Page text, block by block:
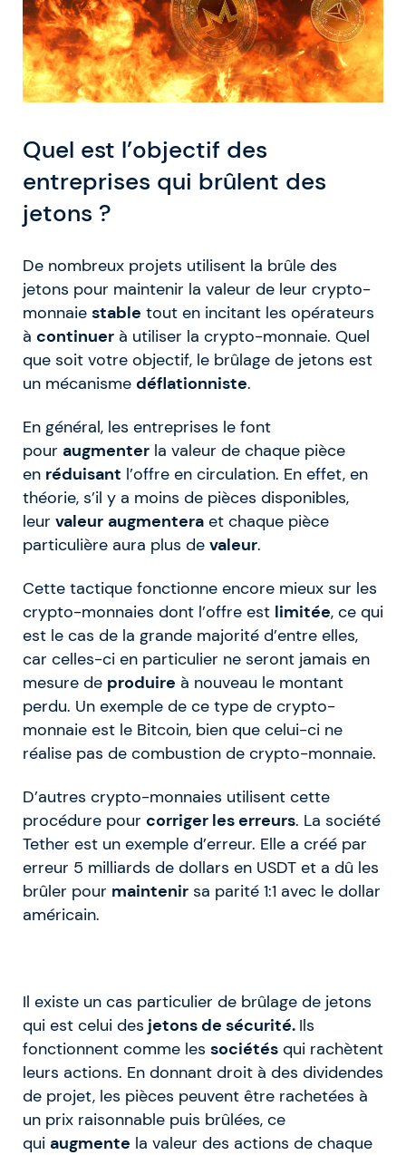
Quel est l’objectif des
entreprises qui brûlent des
jetons ?
De nombreux projets utilisent la brûle des
jetons pour maintenir la valeur de leur crypto-
monnaie stable tout en incitant les opérateurs
à continuer à utiliser la crypto-monnaie. Quel
que soit votre objectif, le brûlage de jetons est
un mécanisme déflationniste.
En général, les entreprises le font
pour augmenter la valeur de chaque pièce
en réduisant l’offre en circulation. En effet, en
théorie, s’il y a moins de pièces disponibles,
leur valeur augmentera et chaque pièce
particulière aura plus de valeur.
Cette tactique fonctionne encore mieux sur les
crypto-monnaies dont l’offre est limitée, ce qui
est le cas de la grande majorité d’entre elles,
car celles-ci en particulier ne seront jamais en
mesure de produire à nouveau le montant
perdu. Un exemple de ce type de crypto-
monnaie est le Bitcoin, bien que celui-ci ne
réalise pas de combustion de crypto-monnaie.
D’autres crypto-monnaies utilisent cette
procédure pour corriger les erreurs. La société
Tether est un exemple d’erreur. Elle a créé par
erreur 5 milliards de dollars en USDT et a dû les
brûler pour maintenir sa parité 1:1 avec le dollar
américain.
Il existe un cas particulier de brûlage de jetons
qui est celui des jetons de sécurité. Ils
fonctionnent comme les sociétés qui rachètent
leurs actions. En donnant droit à des dividendes
de projet, les pièces peuvent être rachetées à
un prix raisonnable puis brûlées, ce
qui augmente la valeur des actions de chaque